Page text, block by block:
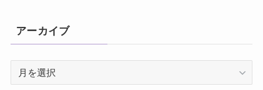
アーカイブ